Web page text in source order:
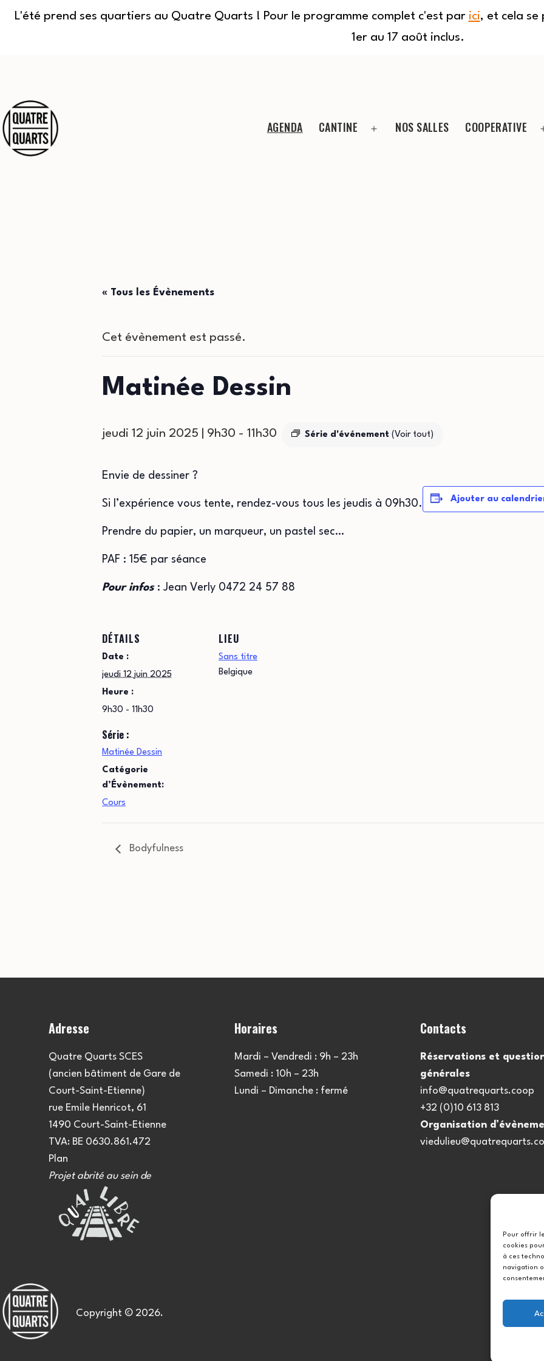
L'été prend ses quartiers au Quatre Quarts ! Pour le programme complet c'est par ici, et cela se
1er au 17 août inclus.
Pour offrir
cookies
à ces
navigation
contenu
AGENDA CANTINE NOS SALLES COOPERATIVE
« Tous les Évènements
Cet évènement est passé.
Matinée Dessin
jeudi 12 juin 2025 | 9h30 - 11h30 Série d'événement (Voir tout)
Envie de dessiner ?
Si l’expérience vous tente, rendez-vous tous les jeudis à 09h30.
Prendre du papier, un marqueur, un pastel sec…
PAF : 15€ par séance
Pour infos : Jean Verly 0472 24 57 88
Ajouter au
DÉTAILS
Date :
jeudi 12 juin 2025
Heure :
9h30 - 11h30
Série :
Matinée Dessin
Catégorie
d’Évènement:
Cours
LIEU
Sans titre
Belgique
Bodyfulness
Adresse
Quatre Quarts SCES
(ancien bâtiment de Gare de
Court-Saint-Etienne)
rue Emile Henricot, 61
1490 Court-Saint-Etienne
TVA: BE 0630.861.472
Plan
Projet abrité au sein de
Horaires
Mardi – Vendredi : 9h – 23h
Samedi : 10h – 23h
Lundi – Dimanche : fermé
Contacts
Réservations et
générales
info@quatrequarts.coop
+32 (0)10 613 813
Organisation
Copyright © 2026.